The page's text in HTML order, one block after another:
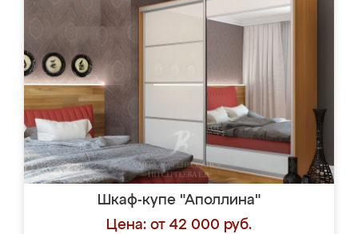
Шкаф-купе "Аполлина"
Цена: от 42 000 руб.